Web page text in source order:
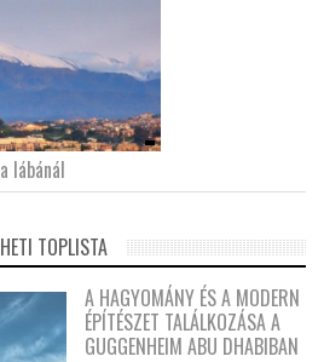
lábánál
HETI TOPLISTA
A HAGYOMÁNY ÉS A MODERN
ÉPÍTÉSZET TALÁLKOZÁSA A
GUGGENHEIM ABU DHABIBAN